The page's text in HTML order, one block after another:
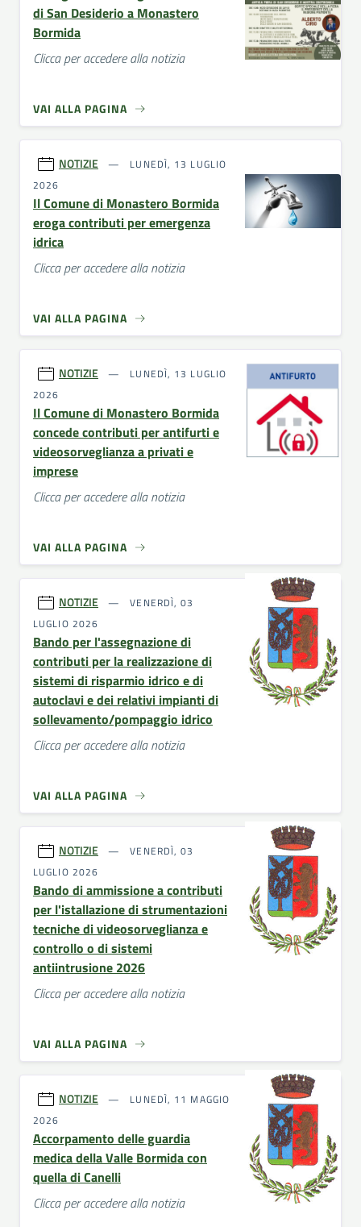
di San Desiderio a Monastero
Bormida
Clicca per accedere alla notizia
VAI ALLA PAGINA
NOTIZIE
LUNEDÌ, 13 LUGLIO
2026
Il Comune di Monastero Bormida
eroga contributi per emergenza
idrica
Clicca per accedere alla notizia
VAI ALLA PAGINA
NOTIZIE
LUNEDÌ, 13 LUGLIO
2026
Il Comune di Monastero Bormida
concede contributi per antifurti e
videosorveglianza a privati e
imprese
Clicca per accedere alla notizia
VAI ALLA PAGINA
NOTIZIE
VENERDÌ, 03
LUGLIO 2026
Bando per l'assegnazione di
contributi per la realizzazione di
sistemi di risparmio idrico e di
autoclavi e dei relativi impianti di
sollevamento/pompaggio idrico
Clicca per accedere alla notizia
VAI ALLA PAGINA
NOTIZIE
VENERDÌ, 03
LUGLIO 2026
Bando di ammissione a contributi
per l'istallazione di strumentazioni
tecniche di videosorveglianza e
controllo o di sistemi
antiintrusione 2026
Clicca per accedere alla notizia
VAI ALLA PAGINA
NOTIZIE
LUNEDÌ, 11 MAGGIO
2026
Accorpamento delle guardia
medica della Valle Bormida con
quella di Canelli
Clicca per accedere alla notizia